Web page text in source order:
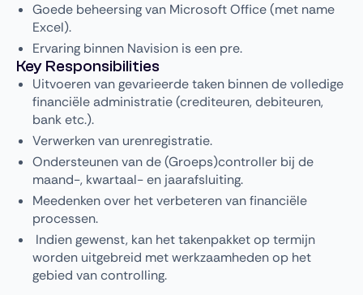
Goede beheersing van Microsoft Office (met name
Excel).
Ervaring binnen Navision is een pre.
Key Responsibilities
Uitvoeren van gevarieerde taken binnen de volledige
financiële administratie (crediteuren, debiteuren,
bank etc.).
Verwerken van urenregistratie.
Ondersteunen van de (Groeps)controller bij de
maand-, kwartaal- en jaarafsluiting.
Meedenken over het verbeteren van financiële
processen.
Indien gewenst, kan het takenpakket op termijn
worden uitgebreid met werkzaamheden op het
gebied van controlling.